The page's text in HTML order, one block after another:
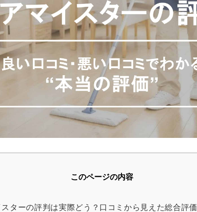
このページの内容
ターの評判は実際どう？口コミから見えた総合評価